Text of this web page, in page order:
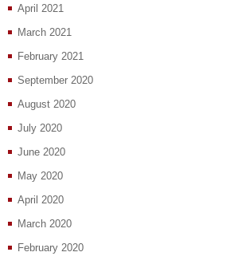
April 2021
March 2021
February 2021
September 2020
August 2020
July 2020
June 2020
May 2020
April 2020
March 2020
February 2020